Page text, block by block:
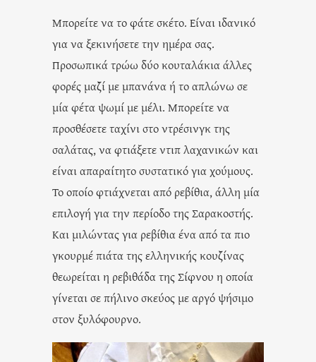
Μπορείτε να το φάτε σκέτο. Είναι ιδανικό
για να ξεκινήσετε την ημέρα σας.
Προσωπικά τρώω δύο κουταλάκια άλλες
φορές μαζί με μπανάνα ή το απλώνω σε
μία φέτα ψωμί με μέλι. Μπορείτε να
προσθέσετε ταχίνι στο ντρέσινγκ της
σαλάτας, να φτιάξετε ντιπ λαχανικών και
είναι απαραίτητο συστατικό για χούμους.
Το οποίο φτιάχνεται από ρεβίθια, άλλη μία
επιλογή για την περίοδο της Σαρακοστής.
Και μιλώντας για ρεβίθια ένα από τα πιο
γκουρμέ πιάτα της ελληνικής κουζίνας
θεωρείται η ρεβιθάδα της Σίφνου η οποία
γίνεται σε πήλινο σκεύος με αργό ψήσιμο
στον ξυλόφουρνο.